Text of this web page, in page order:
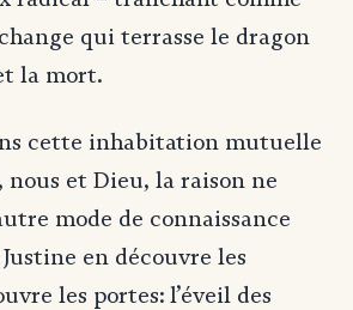
qui terrasse le dragon
la mort.
cette inhabitation mutuelle
et Dieu, la raison ne
mode de connaissance
en découvre les
les portes: l’éveil des